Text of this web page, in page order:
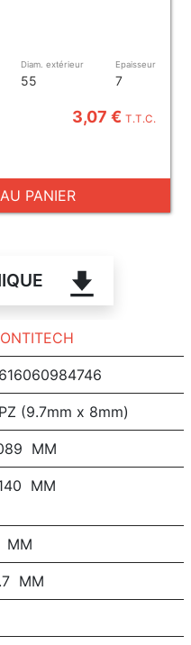
Diam. extérieur
55
Epaisseur
7
3,07 €T.T.C.
PANIER
(9.7mm x 8mm)
MM
MM
MM
MM